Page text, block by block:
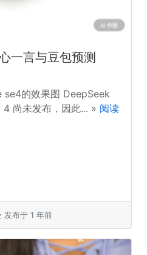
一言与豆包预测
se4的效果图 DeepSeek
尚未发布，因此... » 阅读
发布于 1 年前